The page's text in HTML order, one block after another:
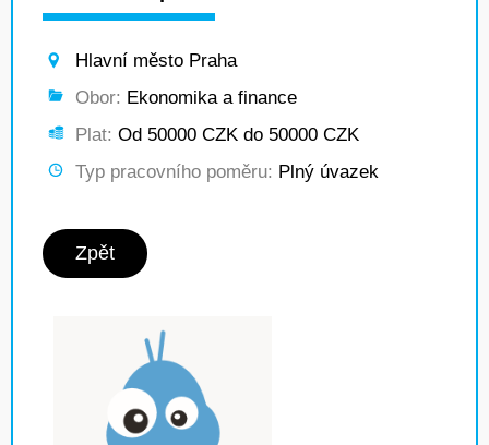
Hlavní město Praha
Obor: Ekonomika a finance
Plat: Od 50000 CZK do 50000 CZK
Typ pracovního poměru: Plný úvazek
Zpět